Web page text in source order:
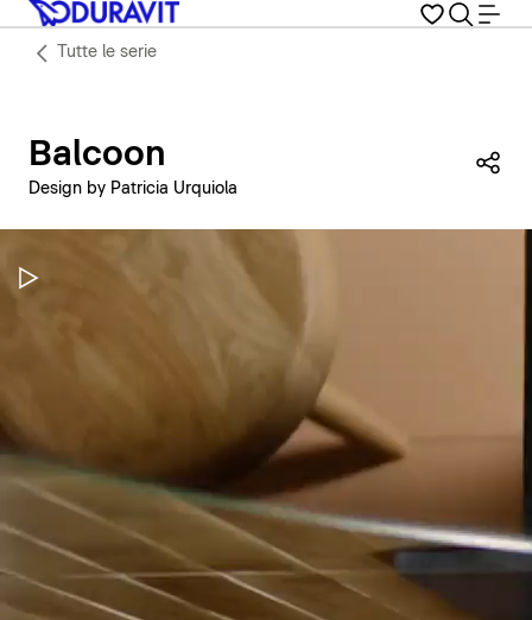
Tutte le serie
Balcoon
Design by Patricia Urquiola
Metti in pausa il video